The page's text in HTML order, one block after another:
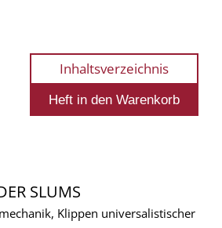
Inhaltsverzeichnis
SLUMS
Klippen universalistischer